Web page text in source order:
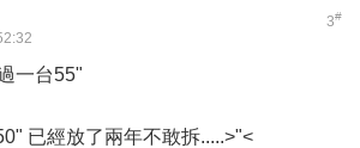
3#
一台55"
已經放了兩年不敢拆.....>"<